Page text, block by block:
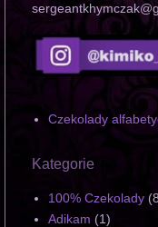
Czekolady
Kategorie
100% Czekolady
Adikam (1)